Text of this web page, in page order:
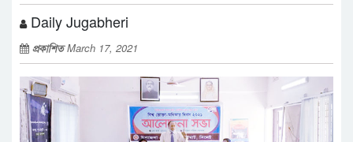
Daily Jugabheri
প্রকাশিতMarch 17, 2021